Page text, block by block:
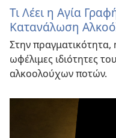
Τι Λέει η Αγία
Κατανάλωση
Στην πραγματικότητα,
ωφέλιμες ιδιότητες
αλκοολούχων ποτών.